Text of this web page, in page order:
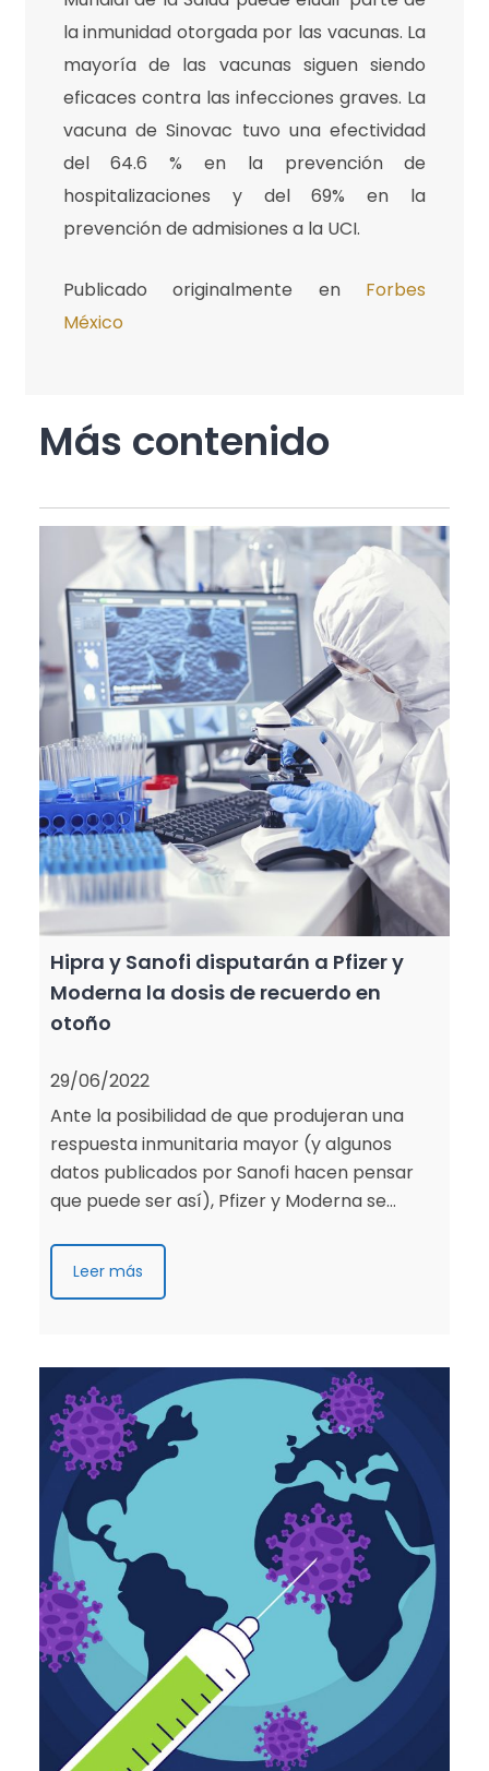
la inmunidad otorgada por las vacunas. La
mayoría de las vacunas siguen siendo
eficaces contra las infecciones graves. La
vacuna de Sinovac tuvo una efectividad
del 64.6 % en la prevención de
hospitalizaciones y del 69% en la
prevención de admisiones a la UCI.
Publicado originalmente en Forbes
México
Más contenido
Hipra y Sanofi disputarán a Pfizer y
Moderna la dosis de recuerdo en
otoño
29/06/2022
Ante la posibilidad de que produjeran una
respuesta inmunitaria mayor (y algunos
datos publicados por Sanofi hacen pensar
que puede ser así), Pfizer y Moderna se…
Leer más